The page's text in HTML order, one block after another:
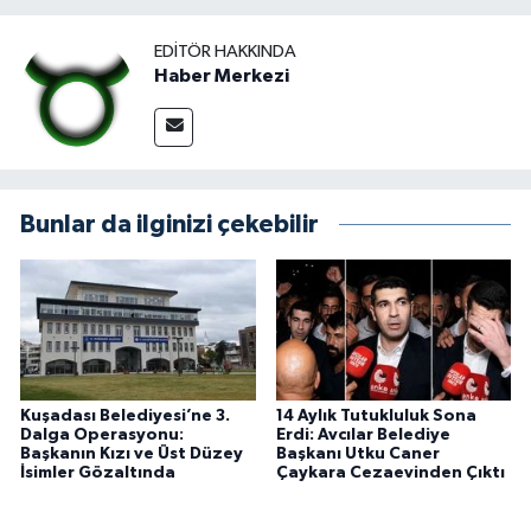
EDITÖR HAKKINDA
Haber Merkezi
Bunlar da ilginizi çekebilir
Kuşadası Belediyesi’ne 3.
Dalga Operasyonu:
Başkanın Kızı ve Üst Düzey
İsimler Gözaltında
14 Aylık Tutukluluk Sona
Erdi: Avcılar Belediye
Başkanı Utku Caner
Çaykara Cezaevinden Çıktı